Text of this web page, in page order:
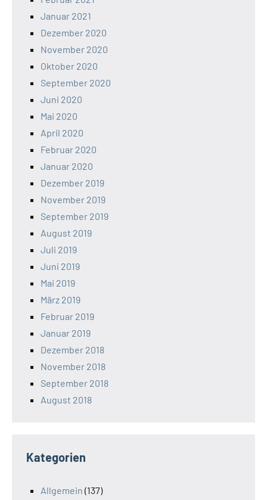
Januar 2021
Dezember 2020
November 2020
Oktober 2020
September 2020
Juni 2020
Mai 2020
April 2020
Februar 2020
Januar 2020
Dezember 2019
November 2019
September 2019
August 2019
Juli 2019
Juni 2019
Mai 2019
März 2019
Februar 2019
Januar 2019
Dezember 2018
November 2018
September 2018
August 2018
Kategorien
Allgemein (137)